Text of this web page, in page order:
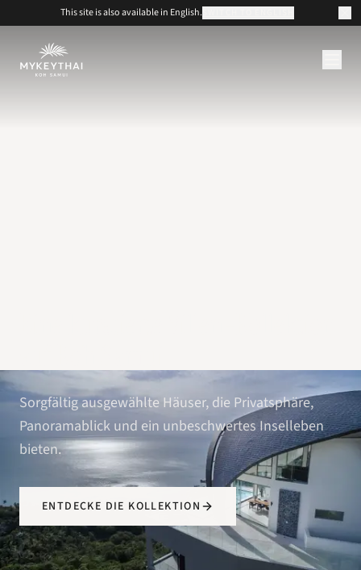
This site is also available in English.
Sorgfältig ausgewählte Häuser, die Privatsphäre,
Panoramablick und ein unbeschwertes Inselleben
bieten.
ENTDECKE DIE KOLLEKTION